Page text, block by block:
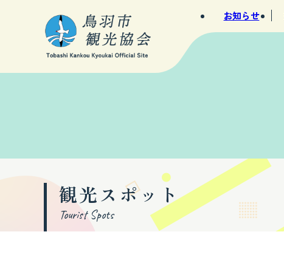
お知らせ
観光スポット
Tourist Spots